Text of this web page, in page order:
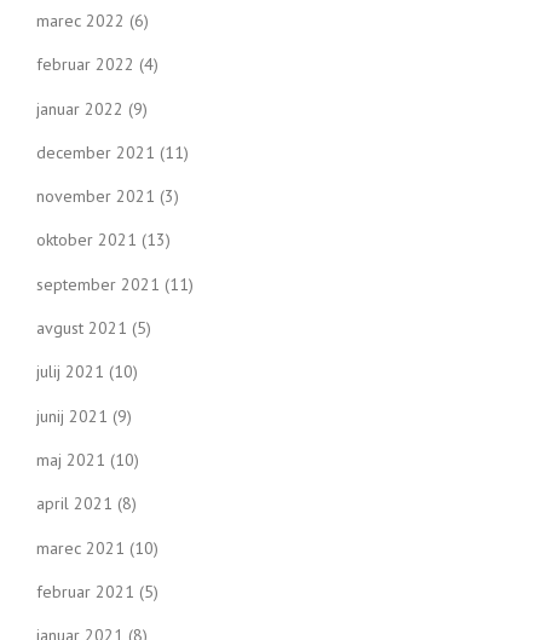
marec 2022 (6)
februar 2022 (4)
januar 2022 (9)
december 2021 (11)
november 2021 (3)
oktober 2021 (13)
september 2021 (11)
avgust 2021 (5)
julij 2021 (10)
junij 2021 (9)
maj 2021 (10)
april 2021 (8)
marec 2021 (10)
februar 2021 (5)
januar 2021 (8)